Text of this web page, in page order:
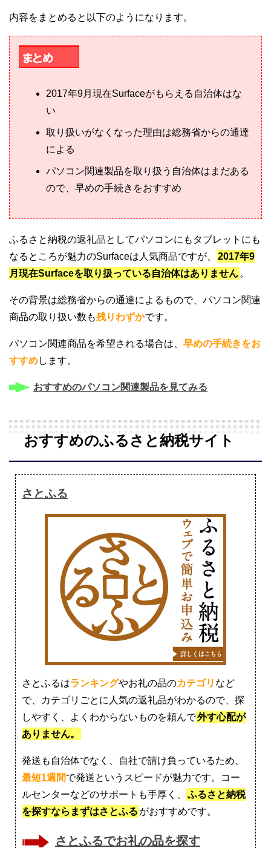
内容をまとめると以下のようになります。
2017年9月現在Surfaceがもらえる自治体はな
い
取り扱いがなくなった理由は総務省からの通達
による
パソコン関連製品を取り扱う自治体はまだある
ので、早めの手続きをおすすめ
ふるさと納税の返礼品としてパソコンにもタブレットにも
なるところが魅力のSurfaceは人気商品ですが、
2017年9
月現在Surfaceを取り扱っている自治体はありません 。
その背景は総務省からの通達によるもので、パソコン関連
商品の取り扱い数も残りわずかです。
パソコン関連商品を希望される場合は、 早めの手続きをお
すすめします。
おすすめのパソコン関連製品を見てみる
おすすめのふるさと納税サイト
さとふる
さとふるはランキングやお礼の品のカテゴリ など
で、カテゴリごとに人気の返礼品がわかるので、探
しやすく、よくわからないものを頼んで外す心配が
ありません。
発送も自治体でなく、自社で請け負っているため、
最短1週間で発送というスピードが魅力です。コー
ルセンターなどのサポートも手厚く、
ふるさと納税
を探すならまずはさとふる がおすすめです。
さとふるでお礼の品を探す